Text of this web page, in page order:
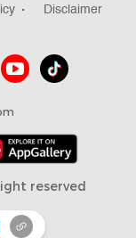
Disclaimer
reserved